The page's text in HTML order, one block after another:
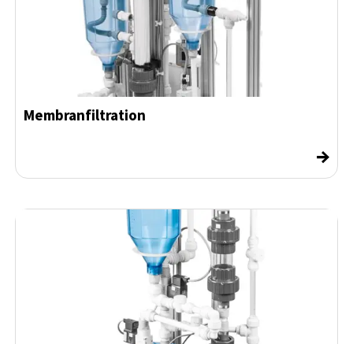
Membranfiltration
→